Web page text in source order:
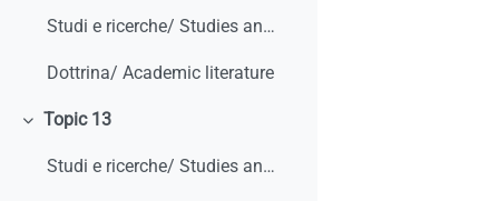
Studi e ricerche/ Studies and research
Dottrina/ Academic literature
Colapsar
Topic 13
Studi e ricerche/ Studies and research